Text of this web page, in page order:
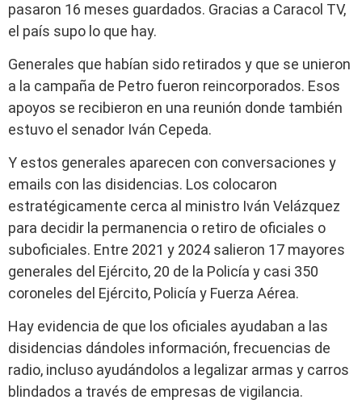
pasaron 16 meses guardados. Gracias a Caracol TV,
el país supo lo que hay.
Generales que habían sido retirados y que se unieron
a la campaña de Petro fueron reincorporados. Esos
apoyos se recibieron en una reunión donde también
estuvo el senador Iván Cepeda.
Y estos generales aparecen con conversaciones y
emails con las disidencias. Los colocaron
estratégicamente cerca al ministro Iván Velázquez
para decidir la permanencia o retiro de oficiales o
suboficiales. Entre 2021 y 2024 salieron 17 mayores
generales del Ejército, 20 de la Policía y casi 350
coroneles del Ejército, Policía y Fuerza Aérea.
Hay evidencia de que los oficiales ayudaban a las
disidencias dándoles información, frecuencias de
radio, incluso ayudándolos a legalizar armas y carros
blindados a través de empresas de vigilancia.